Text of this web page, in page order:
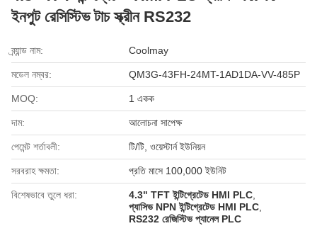
ইনপুট রেসিস্টিভ টাচ স্ক্রীন RS232
ব্র্যান্ড নাম: Coolmay
মডেল নম্বর: QM3G-43FH-24MT-1AD1DA-VV-485P
MOQ: 1 একক
দাম: আলোচনা সাপেক্ষ
পেমেন্ট শর্তাবলী: টি/টি, ওয়েস্টার্ন ইউনিয়ন
সরবরাহ ক্ষমতা: প্রতি মাসে 100,000 ইউনিট
বিশেষভাবে তুলে ধরা: 4.3" TFT ইন্টিগ্রেটেড HMI PLC
প্যাসিভ NPN ইন্টিগ্রেটেড HMI PLC
RS232 রেজিস্টিভ প্যানেল PLC